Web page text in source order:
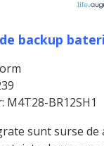
backup
M4T28-BR12SH1
sunt surse de